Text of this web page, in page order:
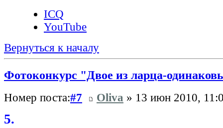
ICQ
YouTube
Вернуться к началу
Фотоконкурс "Двое из ларца-
Номер поста:#7 Oliva » 13 июн 2010,
5.